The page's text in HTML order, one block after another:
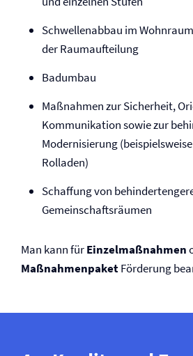
Schwellenabbau im
der Raumaufteilung
Badumbau
Maßnahmen zur Sicherheit,
Kommunikation sowie zur
Modernisierung
Rolladen)
Schaffung von
Gemeinschaftsräumen
Man kann fürEinzel­maßnahmen
MaßnahmenpaketFörderung